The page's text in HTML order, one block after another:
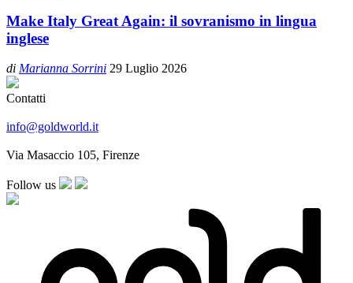
Make Italy Great Again: il sovranismo in lingua
inglese
di Marianna Sorrini 29 Luglio 2026
Contatti
info@goldworld.it
Via Masaccio 105, Firenze
Follow us